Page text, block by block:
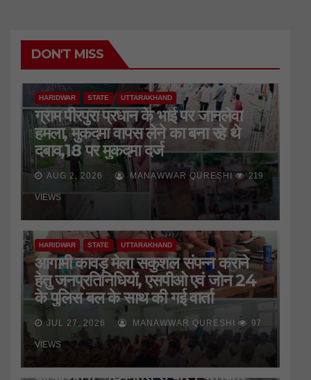
DON'T MISS
HARIDWAR STATE UTTARAKHAND
ग्राम पीरपुरा प्रधान के भाई पर जानलेवा
हमला, मुकदमा वापस लेने का बना रहे थे
दबाव,18 पर मुकदमा दर्ज
AUG 2, 2026 MANAWWAR QURESHI 219
VIEWS
HARIDWAR STATE UTTARAKHAND
आगामी कावड़ मेला सकुशल संपन्न कराने
हेतु जनप्रतिनिधियों, एसपीओ एवं जोन 24
के पुलिस बल के साथ की गई वार्ता
JUL 27, 2026 MANAWWAR QURESHI 97
VIEWS
HARIDWAR STATE UTTARAKHAND
जिला प्रेस क्लब की बैठक
आयोजित*//*मुख्यमंत्री से करेंगे पत्रकार